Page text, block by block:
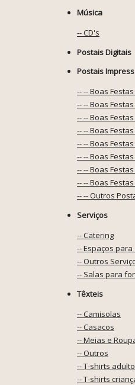
Música
-- CD's
Postais Digitais
Postais
-- -- Boas
-- -- Boas
-- -- Boas Festas
-- -- Boas
-- -- Boas Festas
-- -- Boas Festas
-- -- Boas
-- -- Boas Festas
-- -- Outros
Serviços
-- Catering
-- Espaços
-- Outros
-- Salas para
Têxteis
-- Camisolas
-- Casacos
-- Meias e
-- Outros
-- T-shirts adulto
-- T-shirts